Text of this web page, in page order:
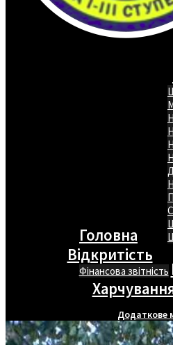
Головна
Відкритість
Фінансова звітність
Додаткове